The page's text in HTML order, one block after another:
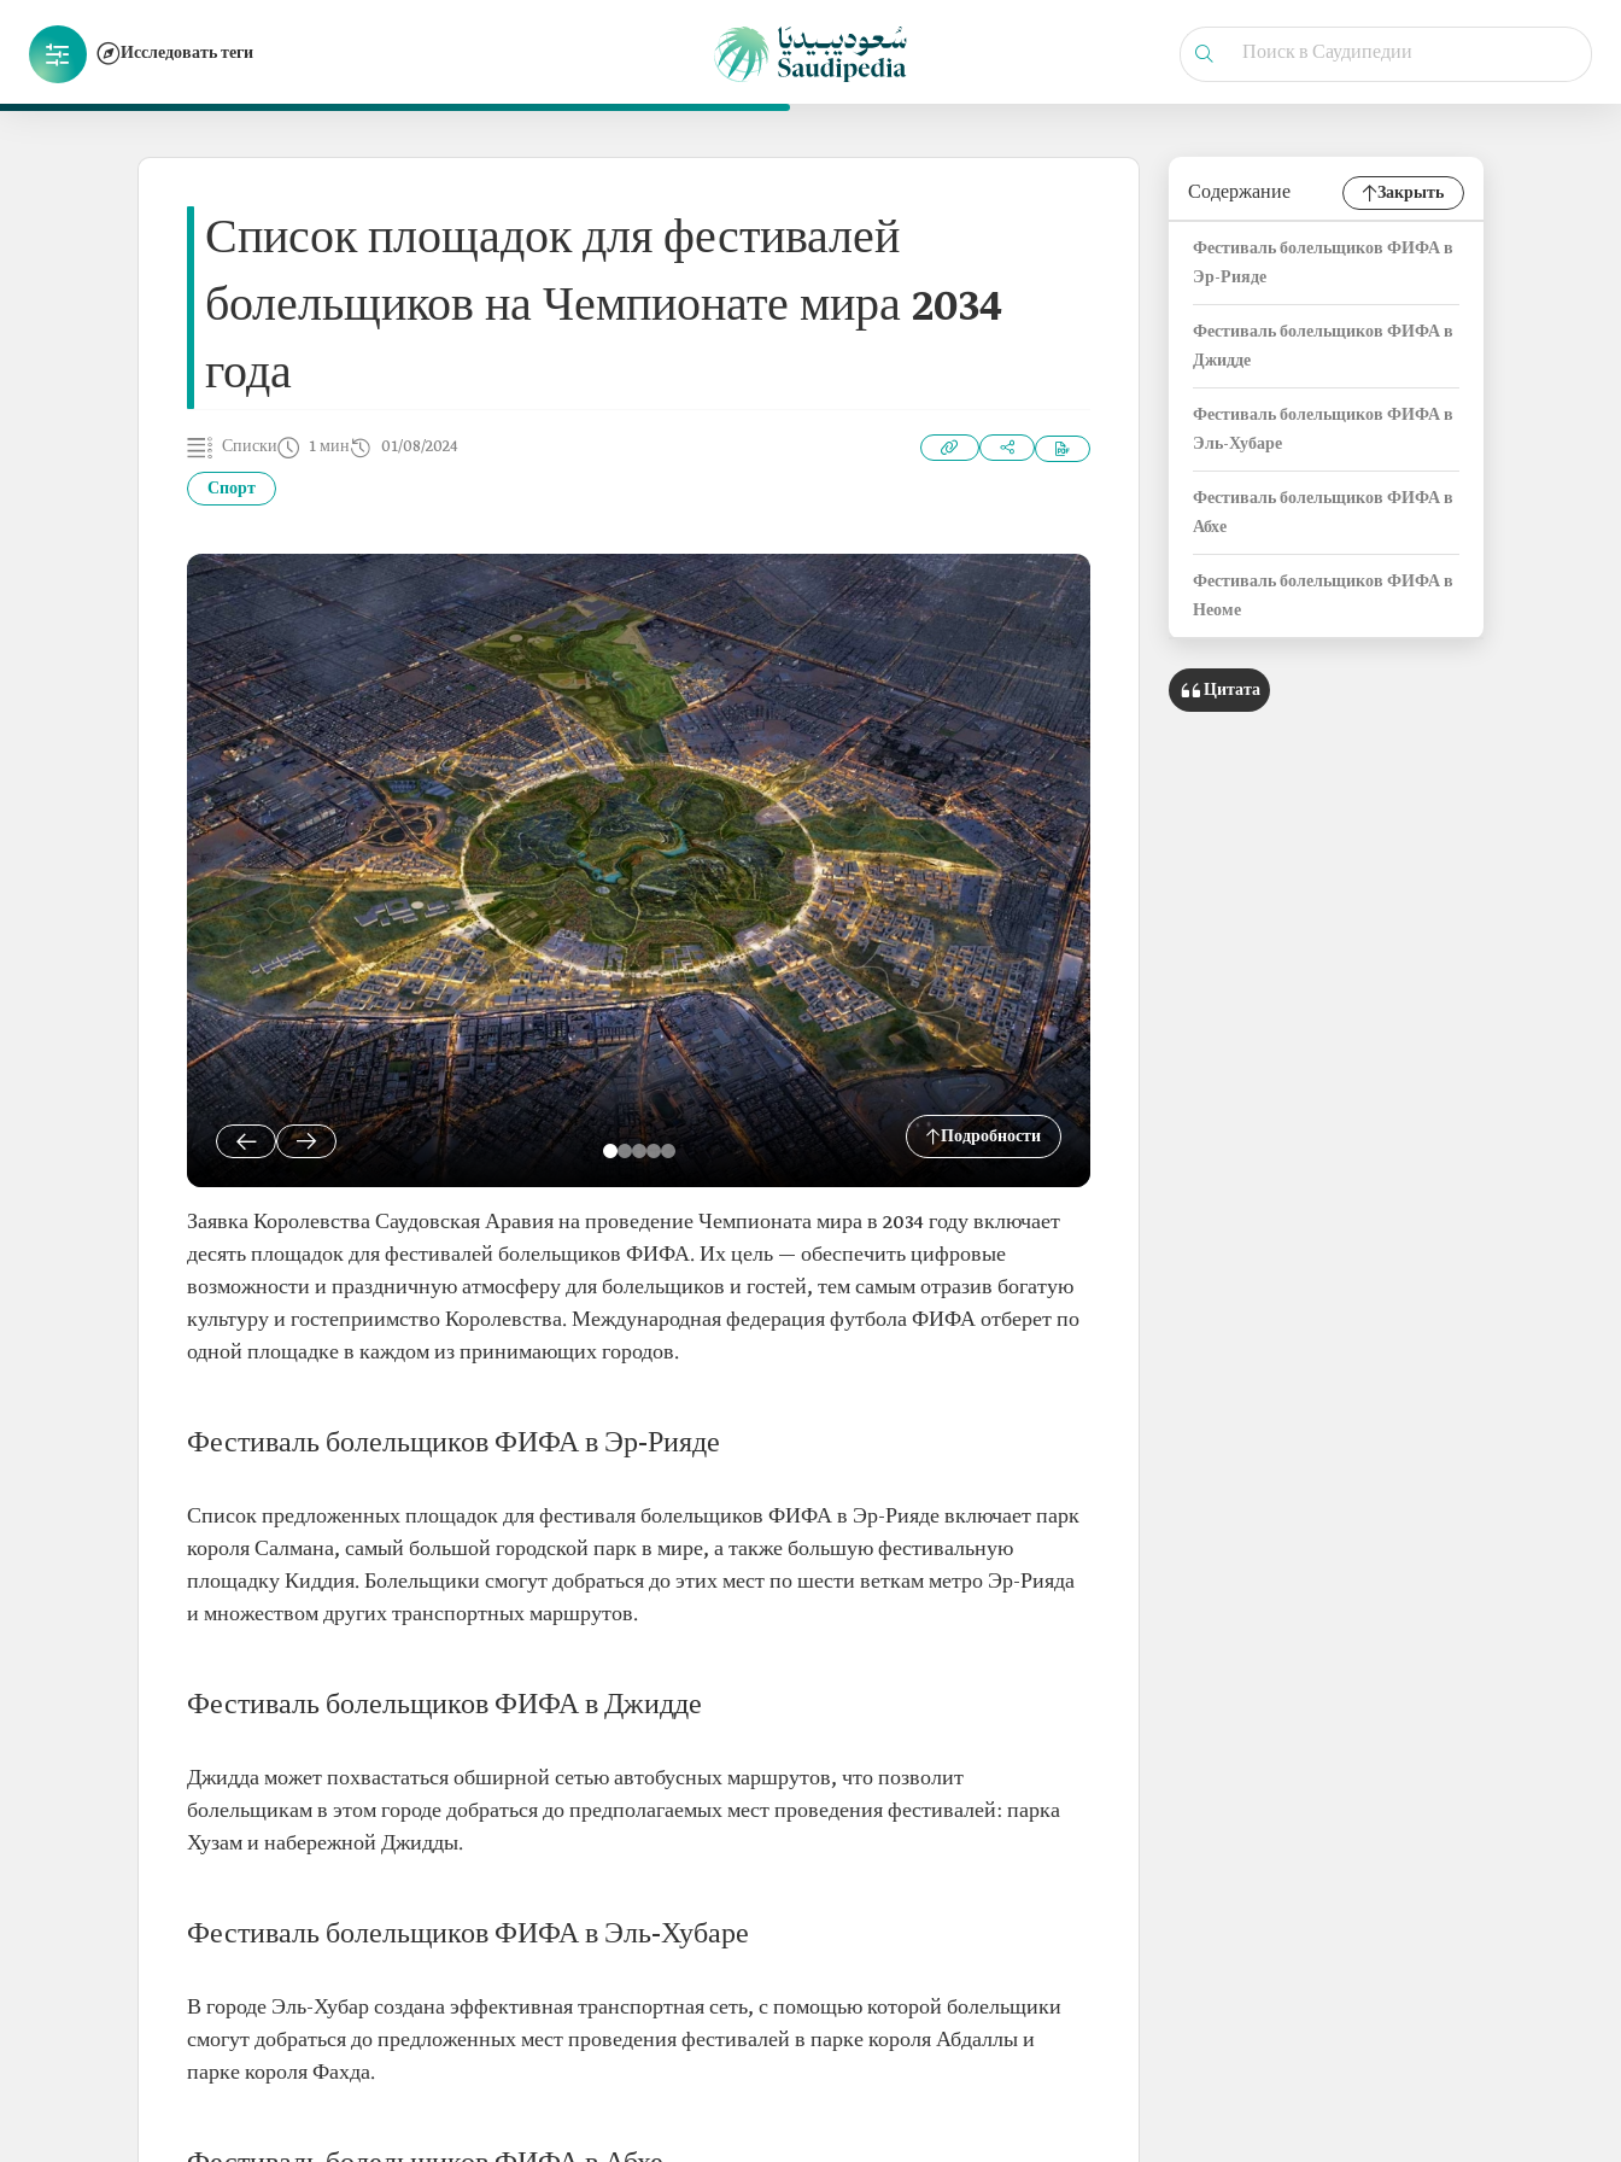
Исследовать теги
Список площадок для фестивалей
болельщиков на Чемпионате мира 2034
года
Списки 1 мин 01/08/2024
Спорт
Подробности
Заявка Королевства Саудовская Аравия на проведение Чемпионата мира в 2034 году включает
десять площадок для фестивалей болельщиков ФИФА. Их цель — обеспечить цифровые
возможности и праздничную атмосферу для болельщиков и гостей, тем самым отразив богатую
культуру и гостеприимство Королевства. Международная федерация футбола ФИФА отберет по
одной площадке в каждом из принимающих городов.
Фестиваль болельщиков ФИФА в Эр-Рияде
Список предложенных площадок для фестиваля болельщиков ФИФА в Эр-Рияде включает парк
короля Салмана, самый большой городской парк в мире, а также большую фестивальную
площадку Киддия. Болельщики смогут добраться до этих мест по шести веткам метро Эр-Рияда
и множеством других транспортных маршрутов.
Фестиваль болельщиков ФИФА в Джидде
Джидда может похвастаться обширной сетью автобусных маршрутов, что позволит
болельщикам в этом городе добраться до предполагаемых мест проведения фестивалей: парка
Хузам и набережной Джидды.
Фестиваль болельщиков ФИФА в Эль-Хубаре
В городе Эль-Хубар создана эффективная транспортная сеть, с помощью которой болельщики
смогут добраться до предложенных мест проведения фестивалей в парке короля Абдаллы и
парке короля Фахда.
Содержание Закрыть
Фестиваль болельщиков ФИФА в
Эр-Рияде
Фестиваль болельщиков ФИФА в
Джидде
Фестиваль болельщиков ФИФА в
Эль-Хубаре
Фестиваль болельщиков ФИФА в
Абхе
Фестиваль болельщиков ФИФА в
Неоме
Цитата